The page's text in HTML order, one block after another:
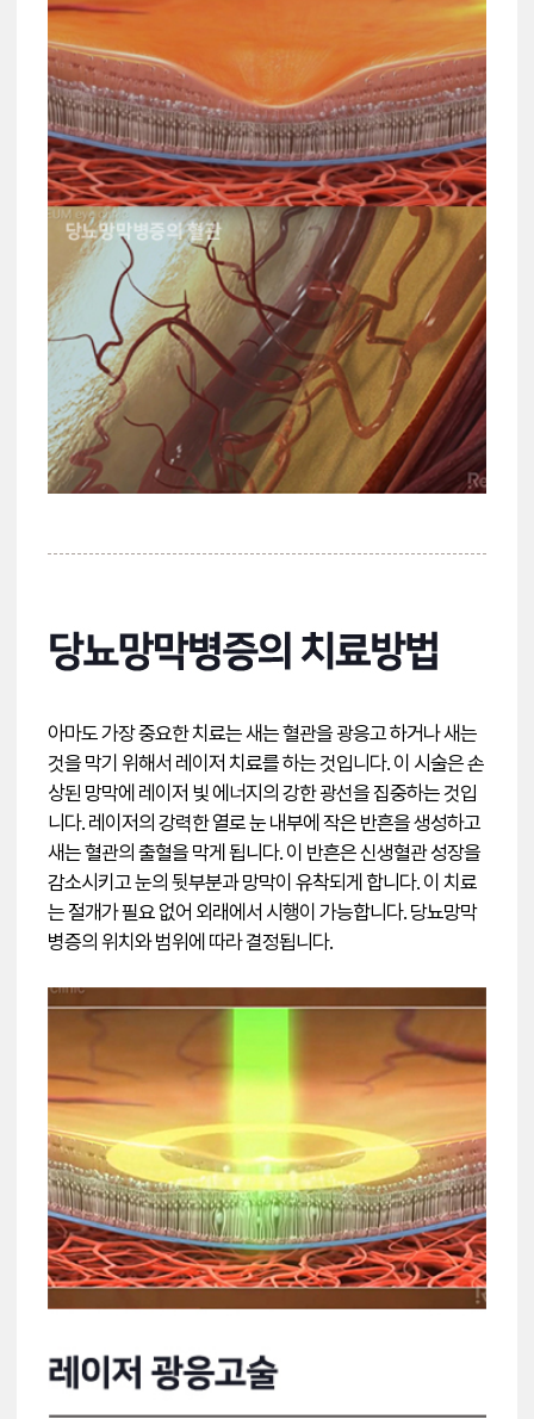
아마도 가장 중요한 치료는 새는 혈관을 광응고 하거나 새는
것을 막기 위해서 레이저 치료를 하는 것입니다. 이 시술은 손
상된 망막에 레이저 빛 에너지의 강한 광선을 집중하는 것입
니다. 레이저의 강력한 열로 눈 내부에 작은 반흔을 생성하고
새는 혈관의 출혈을 막게 됩니다. 이 반흔은 신생혈관 성장을
감소시키고 눈의 뒷부분과 망막이 유착되게 합니다. 이 치료
는 절개가 필요 없어 외래에서 시행이 가능합니다. 당뇨망막
병증의 위치와 범위에 따라 결정됩니다.